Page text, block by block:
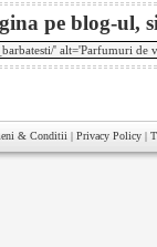
pe blog-ul,
& Conditii | Privacy Policy |